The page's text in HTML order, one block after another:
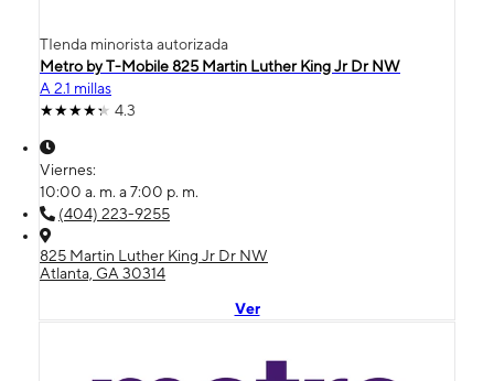
TIenda minorista autorizada
Metro by T-Mobile 825 Martin Luther King Jr Dr NW
A 2.1 millas
4.3
Viernes:
10:00 a. m. a 7:00 p. m.
(404) 223-9255
825 Martin Luther King Jr Dr NW
Atlanta, GA 30314
Ver